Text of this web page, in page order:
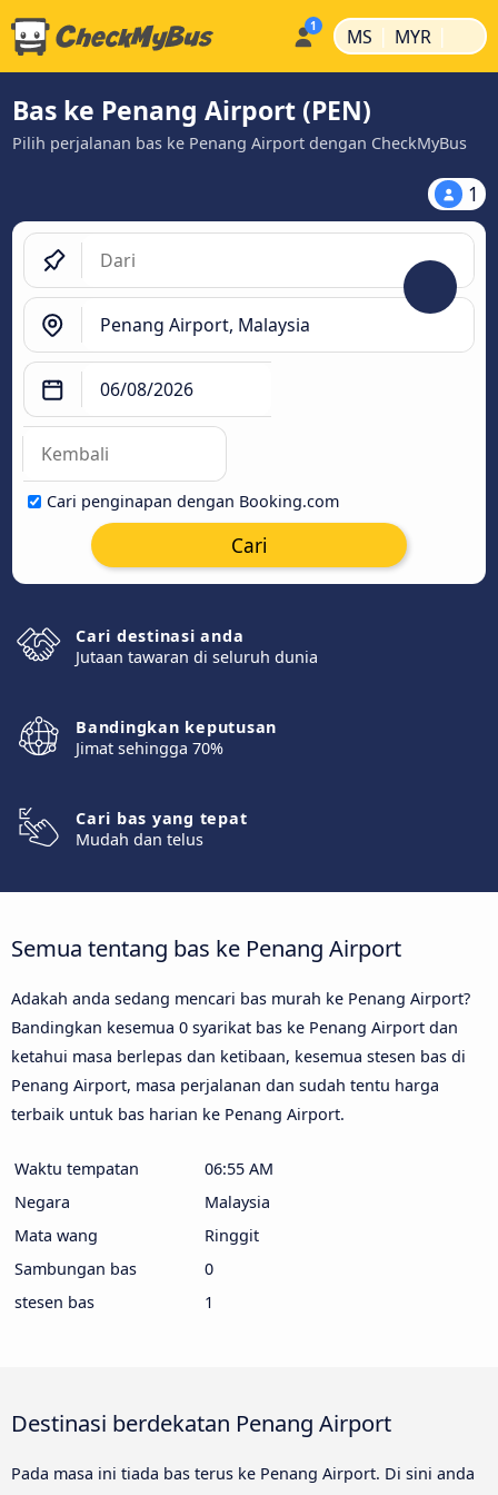
MS | MYR |
Bas ke Penang Airport (PEN)
Pilih perjalanan bas ke Penang Airport dengan CheckMyBus
1
Cari penginapan dengan Booking.com
Cari
Cari destinasi anda
Jutaan tawaran di seluruh dunia
Bandingkan keputusan
Jimat sehingga 70%
Cari bas yang tepat
Mudah dan telus
Semua tentang bas ke Penang Airport
Adakah anda sedang mencari bas murah ke Penang Airport?
Bandingkan kesemua 0 syarikat bas ke Penang Airport dan
ketahui masa berlepas dan ketibaan, kesemua stesen bas di
Penang Airport, masa perjalanan dan sudah tentu harga
terbaik untuk bas harian ke Penang Airport.
Waktu tempatan
06:55 AM
Negara
Malaysia
Mata wang
Ringgit
Sambungan bas
0
stesen bas
1
Destinasi berdekatan Penang Airport
Pada masa ini tiada bas terus ke Penang Airport. Di sini anda